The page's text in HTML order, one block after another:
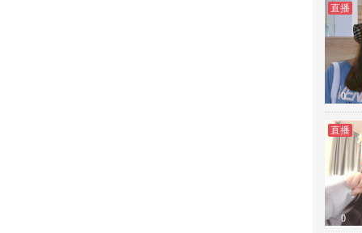
直播
0
直播
0